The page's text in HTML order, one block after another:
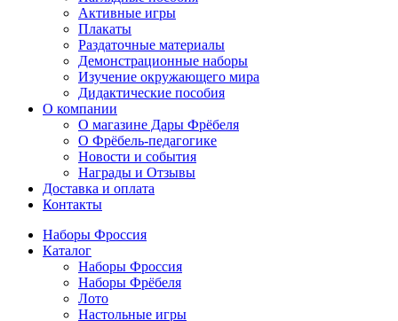
Активные игры
Плакаты
Раздаточные материалы
Демонстрационные наборы
Изучение окружающего мира
Дидактические пособия
О компании
О магазине Дары Фрёбеля
О Фрёбель-педагогике
Новости и события
Награды и Отзывы
Доставка и оплата
Контакты
Наборы Фроссия
Каталог
Наборы Фроссия
Наборы Фрёбеля
Лото
Настольные игры